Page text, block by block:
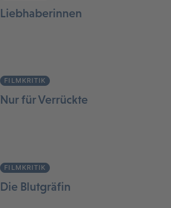
Liebhaberinnen
FILMKRITIK
Nur für Verrückte
FILMKRITIK
Die Blutgräfin